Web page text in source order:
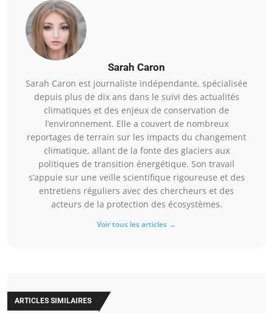
Sarah Caron
Sarah Caron est journaliste indépendante, spécialisée
depuis plus de dix ans dans le suivi des actualités
climatiques et des enjeux de conservation de
l’environnement. Elle a couvert de nombreux
reportages de terrain sur les impacts du changement
climatique, allant de la fonte des glaciers aux
politiques de transition énergétique. Son travail
s’appuie sur une veille scientifique rigoureuse et des
entretiens réguliers avec des chercheurs et des
acteurs de la protection des écosystèmes.
Voir tous les articles →
ARTICLES SIMILAIRES